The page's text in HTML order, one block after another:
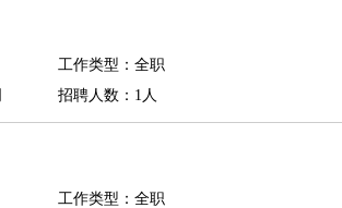
工作类型：全职
招聘人数：1人
工作类型：全职